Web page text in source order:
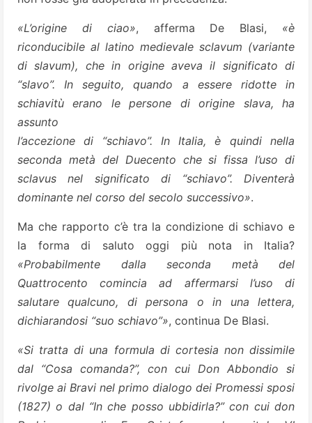
«L’origine di ciao», afferma De Blasi, «è
riconducibile al latino medievale sclavum (variante
di slavum), che in origine aveva il significato di
“slavo”. In seguito, quando a essere ridotte in
schiavitù erano le persone di origine slava, ha
assunto
l’accezione di “schiavo”. In Italia, è quindi nella
seconda metà del Duecento che si fissa l’uso di
sclavus nel significato di “schiavo”. Diventerà
dominante nel corso del secolo successivo».
Ma che rapporto c’è tra la condizione di schiavo e
la forma di saluto oggi più nota in Italia?
«Probabilmente dalla seconda metà del
Quattrocento comincia ad affermarsi l’uso di
salutare qualcuno, di persona o in una lettera,
dichiarandosi “suo schiavo”», continua De Blasi.
«Si tratta di una formula di cortesia non dissimile
dal “Cosa comanda?”, con cui Don Abbondio si
rivolge ai Bravi nel primo dialogo dei Promessi sposi
(1827) o dal “In che posso ubbidirla?” con cui don